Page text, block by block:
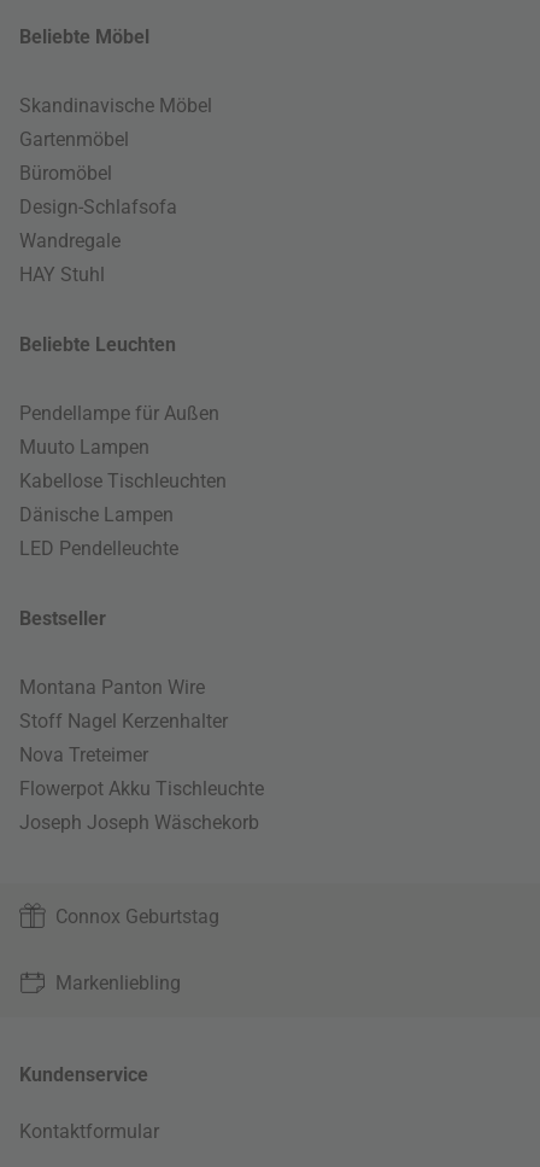
Beliebte Möbel
Skandinavische Möbel
Gartenmöbel
Büromöbel
Design-Schlafsofa
Wandregale
HAY Stuhl
Beliebte Leuchten
Pendellampe für Außen
Muuto Lampen
Kabellose Tischleuchten
Dänische Lampen
LED Pendelleuchte
Bestseller
Montana Panton Wire
Stoff Nagel Kerzenhalter
Nova Treteimer
Flowerpot Akku Tischleuchte
Joseph Joseph Wäschekorb
Connox Geburtstag
Markenliebling
Kundenservice
Kontaktformular